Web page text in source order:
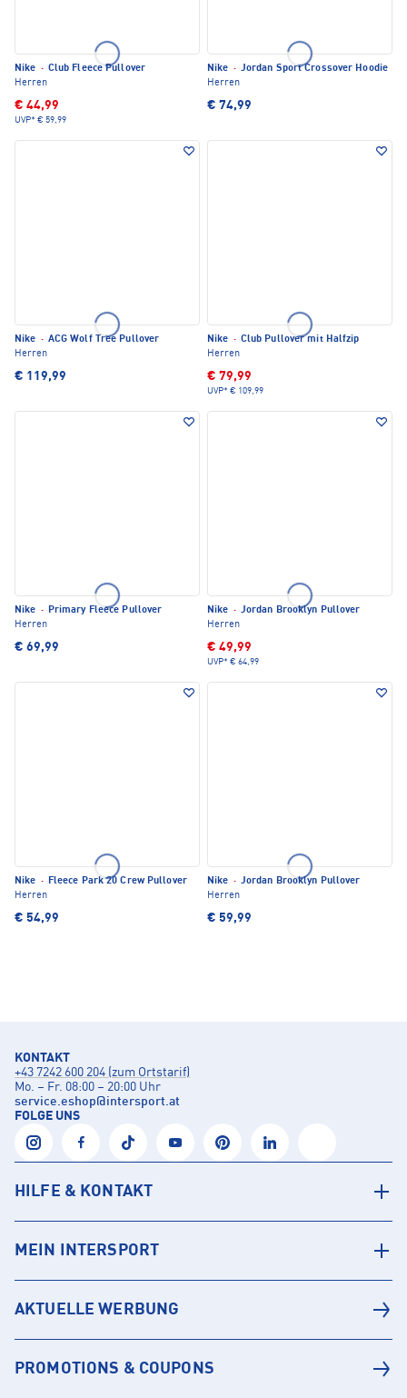
Nike · Club Fleece Pullover
Herren
€ 44,99
UVP* € 59,99
Nike · Jordan Sport Crossover Hoodie
Herren
€ 74,99
Nike · ACG Wolf Tree Pullover
Herren
€ 119,99
Nike · Club Pullover mit Halfzip
Herren
€ 79,99
UVP* € 109,99
Nike · Primary Fleece Pullover
Herren
€ 69,99
Nike · Jordan Brooklyn Pullover
Herren
€ 49,99
UVP* € 64,99
Nike · Fleece Park 20 Crew Pullover
Herren
€ 54,99
Nike · Jordan Brooklyn Pullover
Herren
€ 59,99
KONTAKT
+43 7242 600 204 (zum Ortstarif)
Mo. – Fr. 08:00 – 20:00 Uhr
service.eshop@intersport.at
FOLGE UNS
HILFE & KONTAKT
MEIN INTERSPORT
AKTUELLE WERBUNG
PROMOTIONS & COUPONS